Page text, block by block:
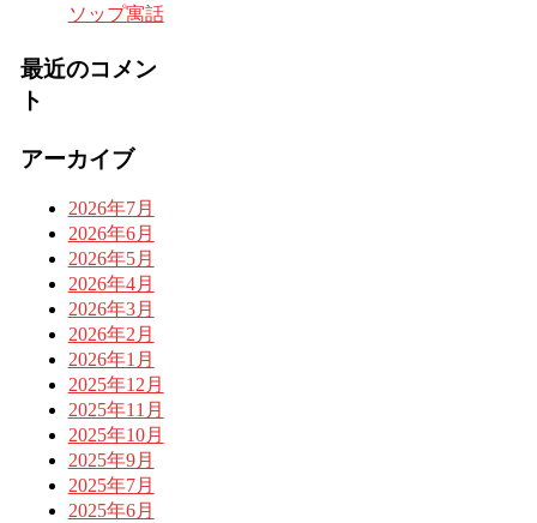
ソップ寓話
最近のコメン
ト
アーカイブ
2026年7月
2026年6月
2026年5月
2026年4月
2026年3月
2026年2月
2026年1月
2025年12月
2025年11月
2025年10月
2025年9月
2025年7月
2025年6月